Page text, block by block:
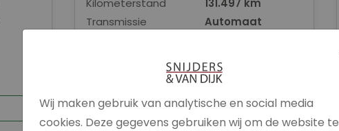
Kilometerstand
131.497 km
Transmissie
Automaat
Elektrisch
Bekijk auto
Wij maken gebruik van analytische en social media
cookies. Deze gegevens gebruiken wij om de website te